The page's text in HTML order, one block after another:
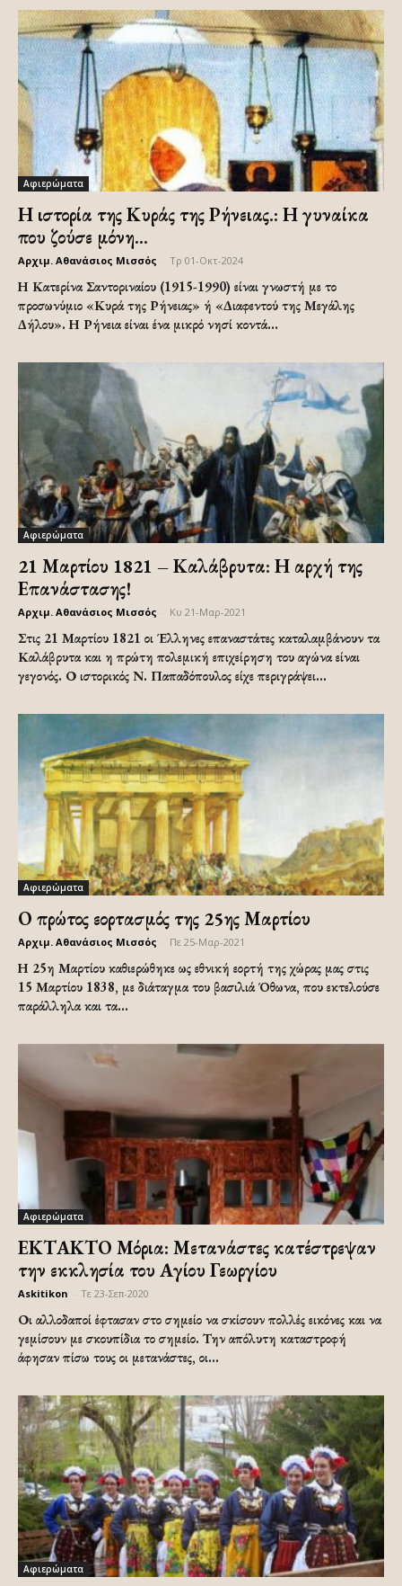
Αφιερώματα
Η ιστορία της Κυράς της Ρήνειας.: Η γυναίκα
που ζούσε μόνη...
Αρχιμ. Αθανάσιος Μισσός Τρ 01-Οκτ-2024
Η Κατερίνα Σαντοριναίου (1915-1990) είναι γνωστή με το
προσωνύμιο «Κυρά της Ρήνειας» ή «Διαφεντού της Μεγάλης
Δήλου». Η Ρήνεια είναι ένα μικρό νησί κοντά...
Αφιερώματα
21 Μαρτίου 1821 – Καλάβρυτα: Η αρχή της
Επανάστασης!
Αρχιμ. Αθανάσιος Μισσός Κυ 21-Μαρ-2021
Στις 21 Μαρτίου 1821 οι Έλληνες επαναστάτες καταλαμβάνουν τα
Καλάβρυτα και η πρώτη πολεμική επιχείρηση του αγώνα είναι
γεγονός. Ο ιστορικός Ν. Παπαδόπουλος είχε περιγράψει...
Αφιερώματα
Ο πρώτος εορτασμός της 25ης Μαρτίου
Αρχιμ. Αθανάσιος Μισσός Πε 25-Μαρ-2021
Η 25η Μαρτίου καθιερώθηκε ως εθνική εορτή της χώρας μας στις
15 Μαρτίου 1838, με διάταγμα του βασιλιά Όθωνα, που εκτελούσε
παράλληλα και τα...
Αφιερώματα
ΕΚΤΑΚΤΟ Μόρια: Μετανάστες κατέστρεψαν
την εκκλησία του Αγίου Γεωργίου
Askitikon Τε 23-Σεπ-2020
Οι αλλοδαποί έφτασαν στο σημείο να σκίσουν πολλές εικόνες και να
γεμίσουν με σκουπίδια το σημείο. Την απόλυτη καταστροφή
άφησαν πίσω τους οι μετανάστες, οι...
Αφιερώματα